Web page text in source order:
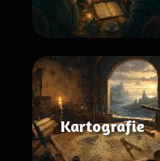
Kartografie